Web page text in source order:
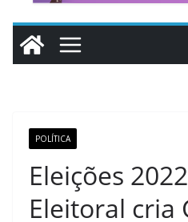
POLÍTICA
Eleições
Eleitoral cria